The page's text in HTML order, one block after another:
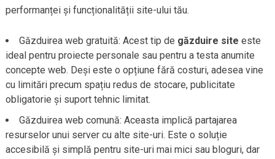
performanței și funcționalității site-ului tău.
Găzduirea web gratuită: Acest tip de găzduire site este
ideal pentru proiecte personale sau pentru a testa anumite
concepte web. Deși este o opțiune fără costuri, adesea vine
cu limitări precum spațiu redus de stocare, publicitate
obligatorie și suport tehnic limitat.
Găzduirea web comună: Aceasta implică partajarea
resurselor unui server cu alte site-uri. Este o soluție
accesibilă și simplă pentru site-uri mai mici sau bloguri, dar